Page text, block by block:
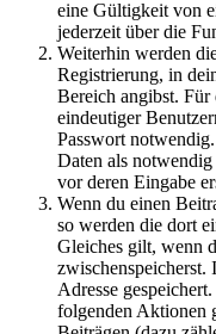
eine Gültigkeit von
jederzeit über die
Weiterhin werden
Registrierung, in
Bereich angibst. Für
eindeutiger
Passwort
Daten als
vor deren Eingabe
Wenn du einen
so werden die dort
Gleiches gilt, wenn
zwischenspeicherst.
Adresse
folgenden Aktionen